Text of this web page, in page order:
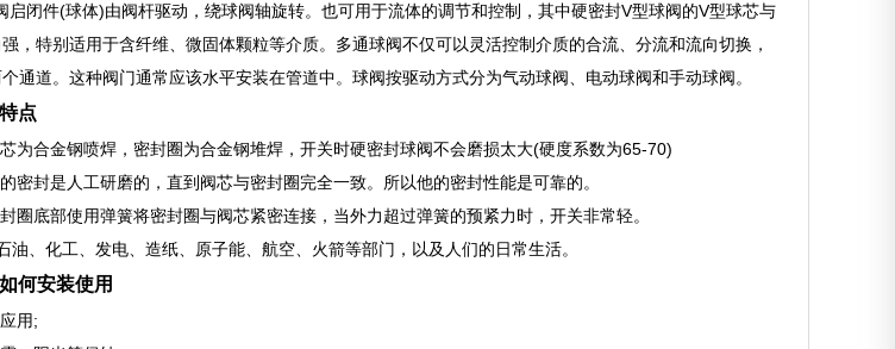
闭件(球体)由阀杆驱动，绕球阀轴旋转。也可用于流体的调节和控制，其中硬密封V型球阀的V型球芯与
，特别适用于含纤维、微固体颗粒等介质。多通球阀不仅可以灵活控制介质的合流、分流和流向切换，
通道。这种阀门通常应该水平安装在管道中。球阀按驱动方式分为气动球阀、电动球阀和手动球阀。
点
为合金钢喷焊，密封圈为合金钢堆焊，开关时硬密封球阀不会磨损太大(硬度系数为65-70)
密封是人工研磨的，直到阀芯与密封圈完全一致。所以他的密封性能是可靠的。
圈底部使用弹簧将密封圈与阀芯紧密连接，当外力超过弹簧的预紧力时，开关非常轻。
油、化工、发电、造纸、原子能、航空、火箭等部门，以及人们的日常生活。
何安装使用
用;